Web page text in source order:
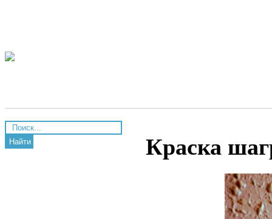
Найти Краска